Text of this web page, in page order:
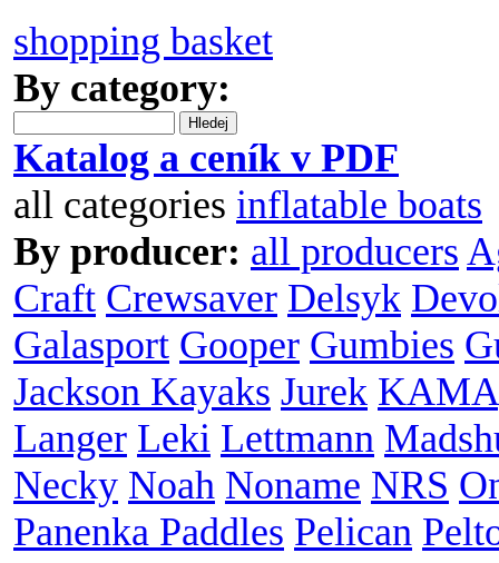
shopping basket
By category:
Hledej
Katalog a ceník v PDF
all categories inflatable boats
By producer: all producers
Craft Crewsaver Delsyk
Galasport Gooper Gumbies
Jackson Kayaks Jurek KAMA
Langer Leki Lettmann
Necky Noah Noname NRS
Panenka Paddles Pelican